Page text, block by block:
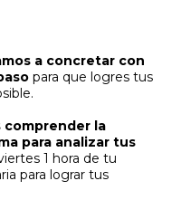
a concretar con
para que logres tus
comprender la
para analizar tus
1 hora de tu
para lograr tus